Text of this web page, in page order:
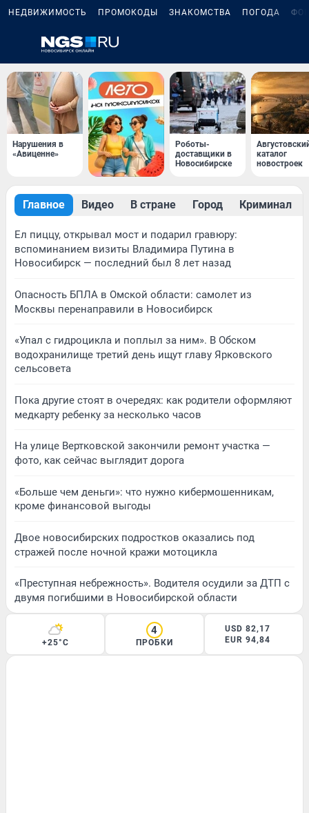
НЕДВИЖИМОСТЬ ПРОМОКОДЫ ЗНАКОМСТВА ПОГОДА
Нарушения в
«Авиценне»
Роботы-
доставщики в
Новосибирске
каталог
новостроек
Главное Видео В стране Город Криминал
Ел пиццу, открывал мост и подарил гравюру:
вспоминанием визиты Владимира Путина в
Новосибирск — последний был 8 лет назад
Опасность БПЛА в Омской области: самолет из
Москвы перенаправили в Новосибирск
«Упал с гидроцикла и поплыл за ним». В Обском
водохранилище третий день ищут главу Ярковского
сельсовета
Пока другие стоят в очередях: как родители оформляют
медкарту ребенку за несколько часов
На улице Вертковской закончили ремонт участка —
фото, как сейчас выглядит дорога
«Больше чем деньги»: что нужно кибермошенникам,
кроме финансовой выгоды
Двое новосибирских подростков оказались под
стражей после ночной кражи мотоцикла
«Преступная небрежность». Водителя осудили за ДТП с
двумя погибшими в Новосибирской области
+25°C
4
ПРОБКИ
USD 82,17
EUR 94,84